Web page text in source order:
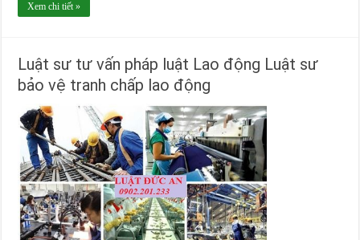
Xem chi tiết »
Luật sư tư vấn pháp luật Lao động Luật sư
bảo vệ tranh chấp lao động